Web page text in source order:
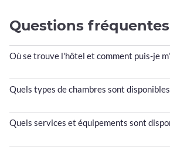
Questions fréquentes
Où se trouve l'hôtel et comment puis-je
Quels types de chambres sont disponibles
Quels services et équipements sont